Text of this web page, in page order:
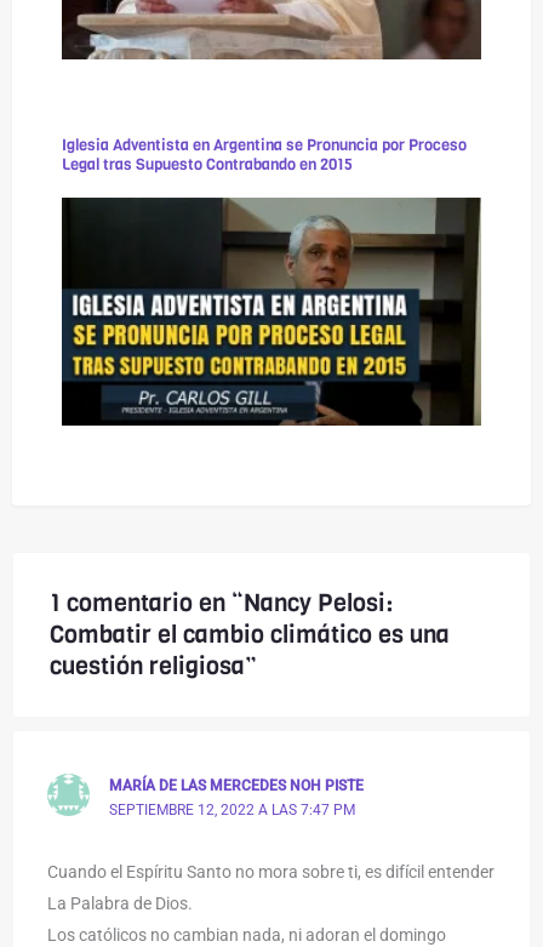
Iglesia Adventista en Argentina se Pronuncia por Proceso
Legal tras Supuesto Contrabando en 2015
1 comentario en “Nancy Pelosi:
Combatir el cambio climático es una
cuestión religiosa”
MARÍA DE LAS MERCEDES NOH PISTE
SEPTIEMBRE 12, 2022 A LAS 7:47 PM
Cuando el Espíritu Santo no mora sobre ti, es difícil entender
La Palabra de Dios.
Los católicos no cambian nada, ni adoran el domingo